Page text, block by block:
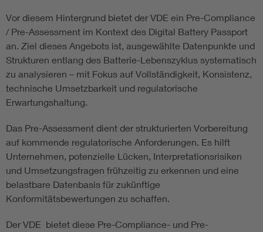
Vor diesem Hintergrund bietet der VDE ein Pre-Compliance
/ Pre-Assessment im Kontext des Digital Battery Passport
an. Ziel dieses Angebots ist, ausgewählte Datenpunkte und
Strukturen entlang des Batterie-Lebenszyklus systematisch
zu analysieren – mit Fokus auf Vollständigkeit, Konsistenz,
technische Umsetzbarkeit und regulatorische
Erwartungshaltung.
Das Pre-Assessment dient der strukturierten Vorbereitung
auf kommende regulatorische Anforderungen. Es hilft
Unternehmen, potenzielle Lücken, Interpretationsrisiken
und Umsetzungsfragen frühzeitig zu erkennen und eine
belastbare Datenbasis für zukünftige
Konformitätsbewertungen zu schaffen.
Der VDE bietet diese Pre-Compliance- und Pre-